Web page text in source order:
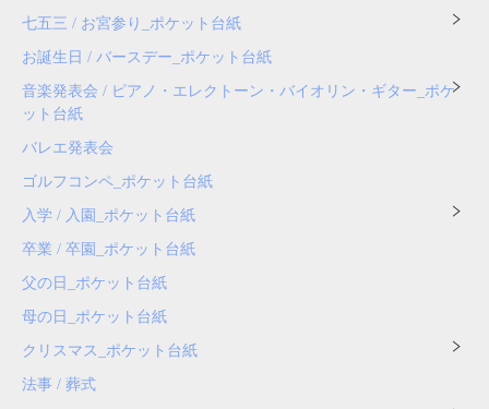
七五三 / お宮参り_ポケット台紙
お誕生日 / バースデー_ポケット台紙
音楽発表会 / ピアノ・エレクトーン・バイオリン・ギター_ポケ
ット台紙
バレエ発表会
ゴルフコンペ_ポケット台紙
入学 / 入園_ポケット台紙
卒業 / 卒園_ポケット台紙
父の日_ポケット台紙
母の日_ポケット台紙
クリスマス_ポケット台紙
法事 / 葬式